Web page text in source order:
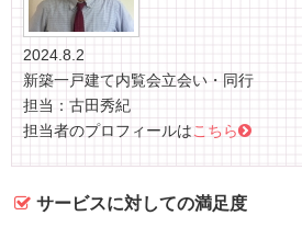
2024.8.2
新築一戸建て内覧会立会い・同行
担当：古田秀紀
担当者のプロフィールはこちら
サービスに対しての満足度